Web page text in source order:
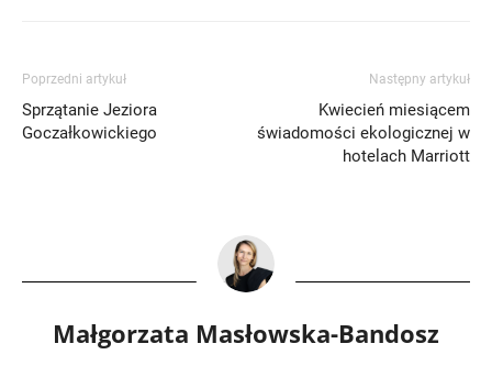
Poprzedni artykuł
Sprzątanie Jeziora
Goczałkowickiego
Następny artykuł
Kwiecień miesiącem
świadomości ekologicznej w
hotelach Marriott
Małgorzata Masłowska-Bandosz